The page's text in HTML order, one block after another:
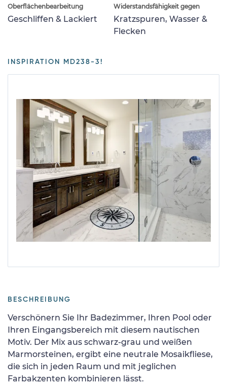
Oberflächenbearbeitung
Geschliffen & Lackiert
Widerstandsfähigkeit gegen
Kratzspuren, Wasser &
Flecken
INSPIRATION MD238-3!
BESCHREIBUNG
Verschönern Sie Ihr Badezimmer, Ihren Pool oder
Ihren Eingangsbereich mit diesem nautischen
Motiv. Der Mix aus schwarz-grau und weißen
Marmorsteinen, ergibt eine neutrale Mosaikfliese,
die sich in jeden Raum und mit jeglichen
Farbakzenten kombinieren lässt.